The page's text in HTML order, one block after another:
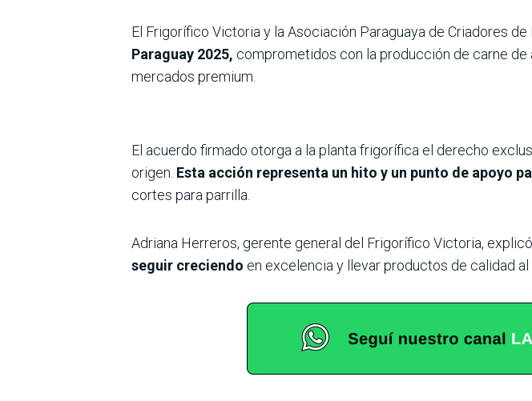
El Frigorífico Victoria y la Asociación Paraguaya de Criadores de
Paraguay 2025, comprometidos con la producción de carne
mercados premium.
El acuerdo firmado otorga a la planta frigorífica el derecho
origen. Esta acción representa un hito y un punto de apoyo
cortes para parrilla.
Adriana Herreros, gerente general del Frigorífico Victoria,
seguir creciendo en excelencia y llevar productos de calidad al